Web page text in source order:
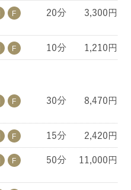
20分 3,300円
10分 1,210円
30分 8,470円
15分 2,420円
50分 11,000円